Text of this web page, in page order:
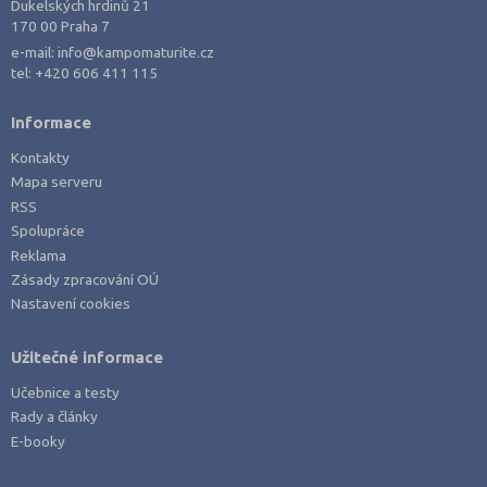
Dukelských hrdinů 21
170 00 Praha 7
e-mail:info@kampomaturite.cz
tel: +420 606 411 115
Informace
Kontakty
Mapa serveru
RSS
Spolupráce
Reklama
Zásady zpracování OÚ
Nastavení cookies
Užitečné informace
Učebnice a testy
Rady a články
E-booky